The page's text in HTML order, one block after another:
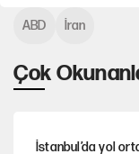
Çok
İstanbul’da yol
ABD İran